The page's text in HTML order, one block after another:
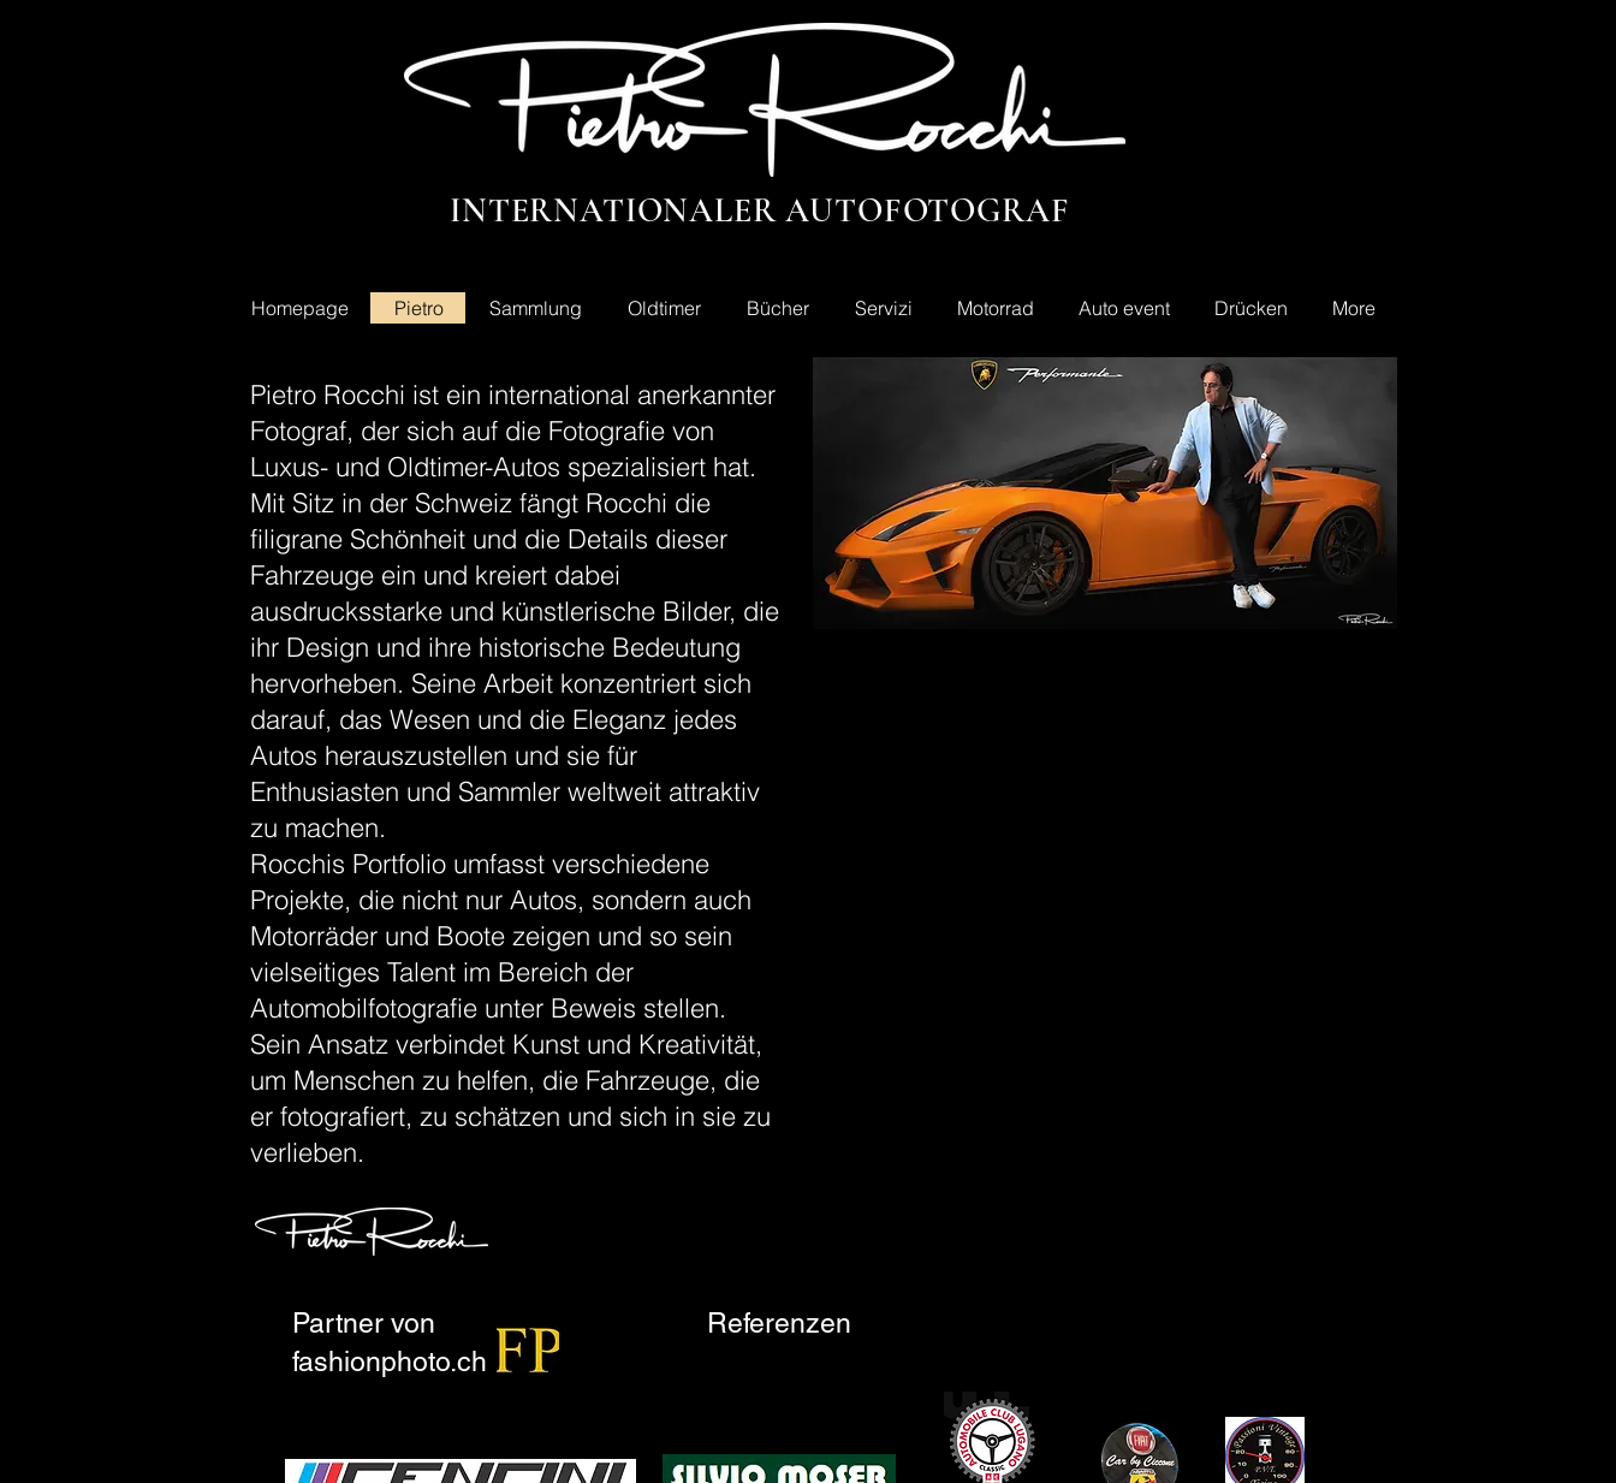
INTERNATIONALER AUTOFOTOGRAF
Homepage Pietro Sammlung Oldtimer Bücher Servizi Motorrad Auto event Drücken More
Pietro Rocchi ist ein international anerkannter
Fotograf, der sich auf die Fotografie von
Luxus- und Oldtimer-Autos spezialisiert hat.
Mit Sitz in der Schweiz fängt Rocchi die
filigrane Schönheit und die Details dieser
Fahrzeuge ein und kreiert dabei
ausdrucksstarke und künstlerische Bilder, die
ihr Design und ihre historische Bedeutung
hervorheben. Seine Arbeit konzentriert sich
darauf, das Wesen und die Eleganz jedes
Autos herauszustellen und sie für
Enthusiasten und Sammler weltweit attraktiv
zu machen.
Rocchis Portfolio umfasst verschiedene
Projekte, die nicht nur Autos, sondern auch
Motorräder und Boote zeigen und so sein
vielseitiges Talent im Bereich der
Automobilfotografie unter Beweis stellen.
Sein Ansatz verbindet Kunst und Kreativität,
um Menschen zu helfen, die Fahrzeuge, die
er fotografiert, zu schätzen und sich in sie zu
verlieben.
Partner von
fashionphoto.ch
Referenzen